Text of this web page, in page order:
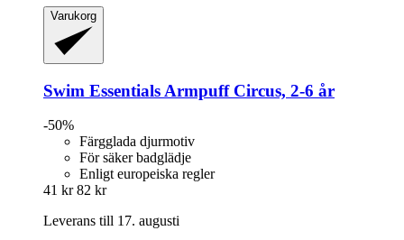
Varukorg
Swim Essentials Armpuff Circus, 2-​6 år
-50%
Färgglada djurmotiv
För säker badglädje
Enligt europeiska regler
41 kr 82 kr
Leverans till 17. augusti